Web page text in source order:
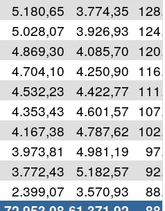
5.180,65 3.774,35
5.028,07 3.926,93
4.869,30 4.085,70
4.704,10 4.250,90
4.532,23 4.422,77
4.353,43 4.601,57
4.167,38 4.787,62
3.973,81 4.981,19
3.772,43 5.182,57
2.399,07 3.570,93